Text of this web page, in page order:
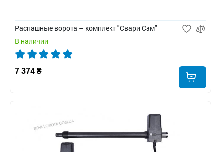
Распашные ворота – комплект "Свари Сам"
В наличии
7 374 ₴